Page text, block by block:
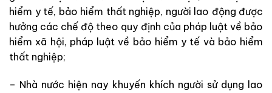
hiểm y tế, bảo hiểm thất nghiệp, người lao động được
hưởng các chế độ theo quy định của pháp luật về bảo
hiểm xã hội, pháp luật về bảo hiểm y tế và bảo hiểm
thất nghiệp;
– Nhà nước hiện nay khuyến khích người sử dụng lao